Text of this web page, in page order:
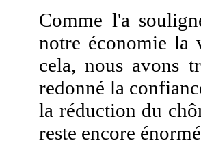
Comme l'a
notre économie la
cela, nous avons
redonné la
la réduction du
reste encore